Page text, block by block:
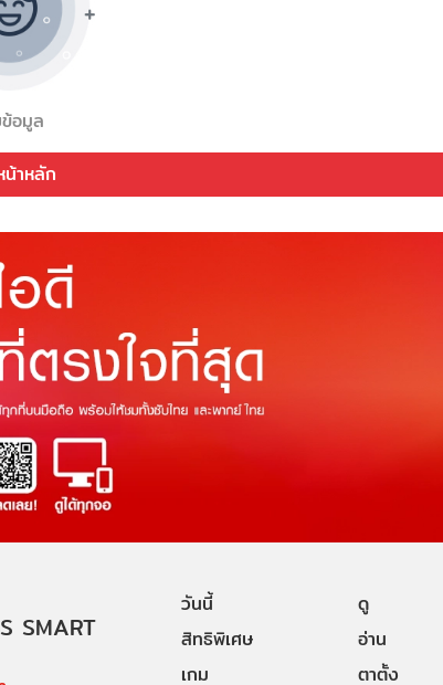
อมูล
าหลัก
SMART
วันนี้
ดู
สิทธิพิเศษ
อ่าน
เกม
ตาตั้ง